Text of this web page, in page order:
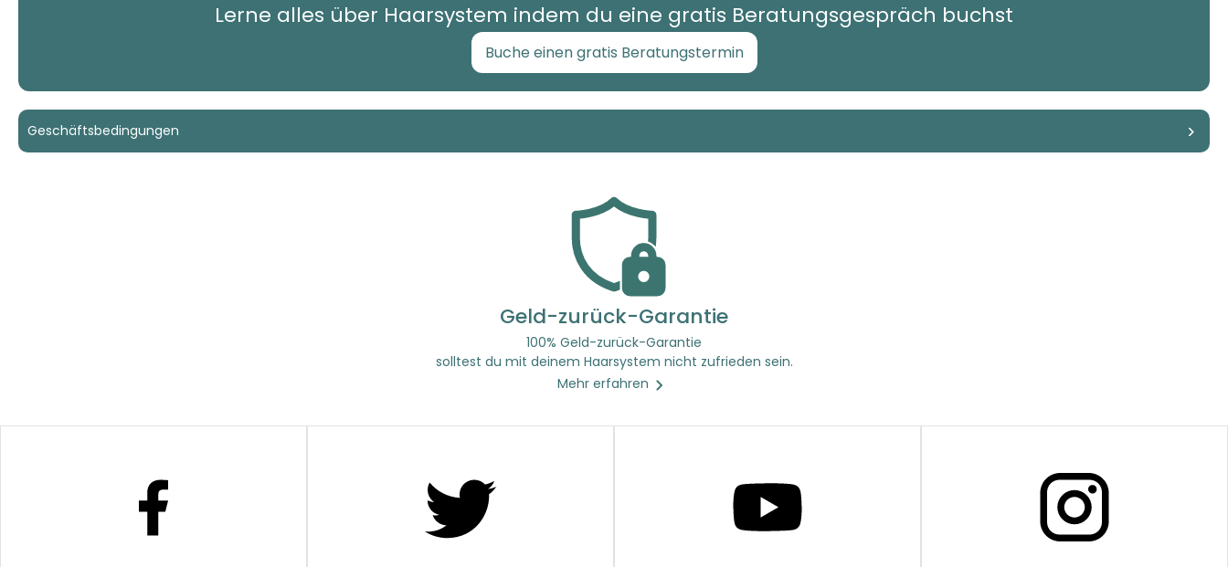
Lerne alles über Haarsystem indem du eine gratis Beratungsgespräch buchst
Buche einen gratis Beratungstermin
Geschäftsbedingungen
Geld-zurück-Garantie
100% Geld-zurück-Garantie
solltest du mit deinem Haarsystem nicht zufrieden sein.
Mehr erfahren